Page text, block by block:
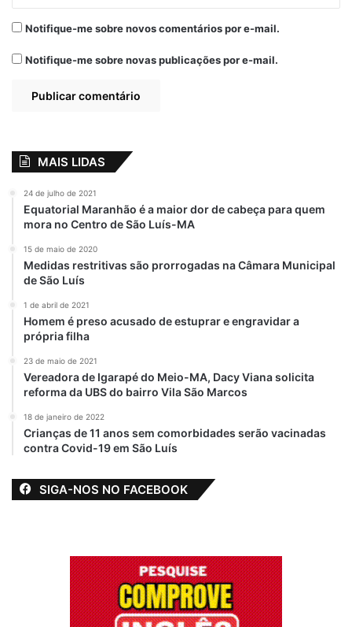
Notifique-me sobre novos comentários por e-mail.
Notifique-me sobre novas publicações por e-mail.
MAIS LIDAS
24 de julho de 2021
Equatorial Maranhão é a maior dor de cabeça para quem
mora no Centro de São Luís-MA
15 de maio de 2020
Medidas restritivas são prorrogadas na Câmara Municipal
de São Luís
1 de abril de 2021
Homem é preso acusado de estuprar e engravidar a
própria filha
23 de maio de 2021
Vereadora de Igarapé do Meio-MA, Dacy Viana solicita
reforma da UBS do bairro Vila São Marcos
18 de janeiro de 2022
Crianças de 11 anos sem comorbidades serão vacinadas
contra Covid-19 em São Luís
SIGA-NOS NO FACEBOOK